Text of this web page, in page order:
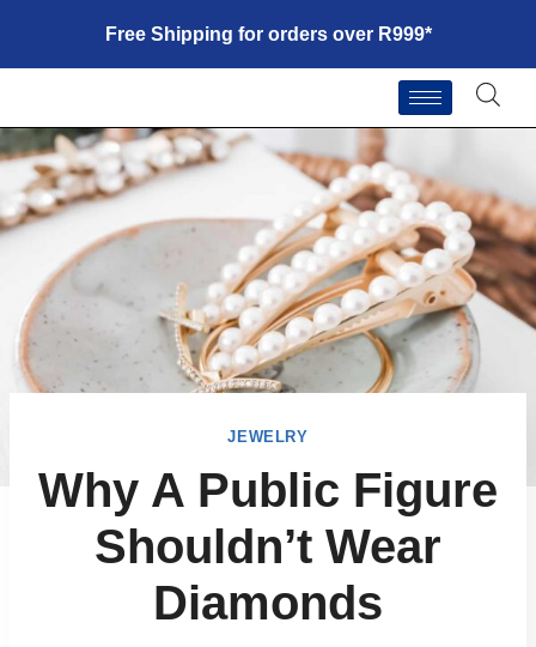
Free Shipping for orders over R999*
JEWELRY
Why A Public Figure
Shouldn’t Wear
Diamonds